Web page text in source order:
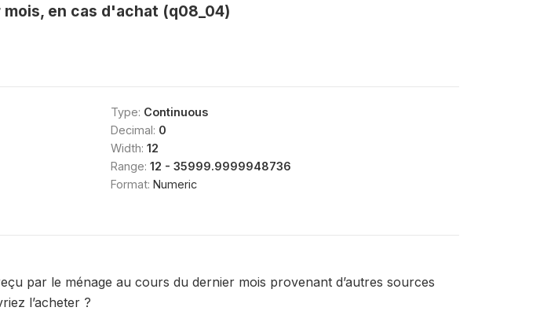
en cas d'achat (q08_04)
Type: Continuous
Decimal: 0
Width: 12
Range: 12 - 35999.9999948736
Format: Numeric
par le ménage au cours du dernier mois provenant d’autres sources
l’acheter ?